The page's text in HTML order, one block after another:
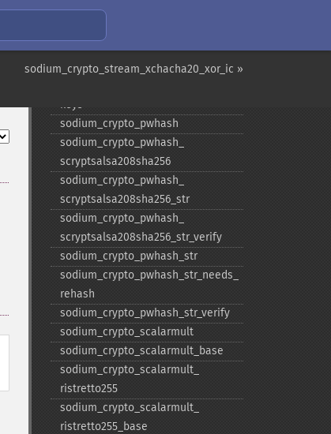
sodium_crypto_stream_xchacha20_xor_ic »
sodium_​crypto_​kx_​keypair
sodium_​crypto_​kx_​secretkey
sodium_​crypto_​kx_​seed_​keypair
keys
sodium_​crypto_​pwhash
sodium_​crypto_​pwhash_​
scryptsalsa208sha256
sodium_​crypto_​pwhash_​
scryptsalsa208sha256_​str
sodium_​crypto_​pwhash_​
scryptsalsa208sha256_​str_​verify
sodium_​crypto_​pwhash_​str
sodium_​crypto_​pwhash_​str_​needs_​
rehash
sodium_​crypto_​pwhash_​str_​verify
sodium_​crypto_​scalarmult
sodium_​crypto_​scalarmult_​base
sodium_​crypto_​scalarmult_​
ristretto255
sodium_​crypto_​scalarmult_​
ristretto255_​base